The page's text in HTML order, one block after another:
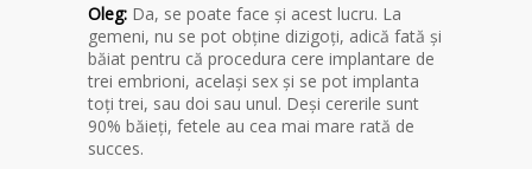
Oleg: Da, se poate face și acest lucru. La
gemeni, nu se pot obține dizigoți, adică fată și
băiat pentru că procedura cere implantare de
trei embrioni, același sex și se pot implanta
toți trei, sau doi sau unul. Deși cererile sunt
90% băieți, fetele au cea mai mare rată de
succes.